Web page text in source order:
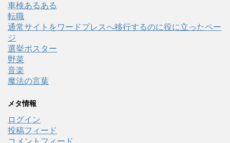
車検あるある
転職
通常サイトをワードプレスへ移行するのに役に立ったペー
ジ
選挙ポスター
野菜
音楽
魔法の言葉
メタ情報
ログイン
投稿フィード
コメントフィード